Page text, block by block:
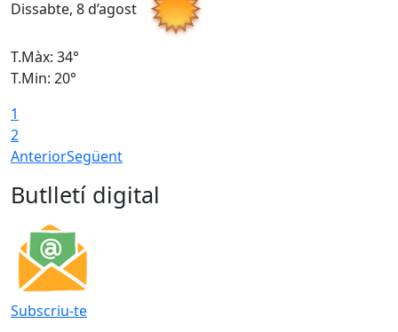
Dissabte, 8 d’agost
T.Màx: 34°
T.Min: 20°
1
2
AnteriorSegüent
Butlletí digital
Subscriu-te